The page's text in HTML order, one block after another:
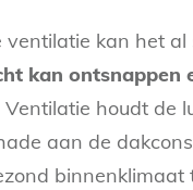
kan het al
kan ontsnappen
houdt de
aan de
binnenklimaat